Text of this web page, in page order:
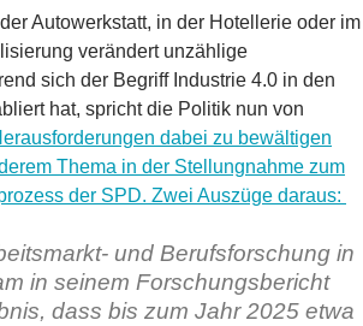
Autowerkstatt, in der Hotellerie oder im
verändert unzählige
sich der Begriff Industrie 4.0 in den
hat, spricht die Politik nun von
dabei zu bewältigen
Thema in der Stellungnahme zum
der SPD. Zwei Auszüge daraus:
und Berufsforschung in
in seinem Forschungsbericht
dass bis zum Jahr 2025 etwa